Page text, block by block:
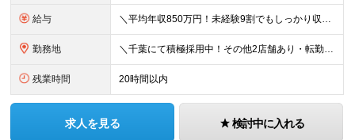
給与 ＼平均年収850万円！未経験9割でもしっかり収入UP！／ 【平均月収35万円＋高還元賞与あり】 月給27万円～35万円＋賞与年3回＋各種インセンティブ ※固定残業代（月42時間分・6万5000円
勤務地 ＼千葉にて積極採用中！その他2店舗あり・転勤なし◎／ 雇用元は当社となりますが、 株式会社アップテンポにて勤務いただきます！ ★各店舗、当社の社員が10名ほど活躍しています◎ ＜千葉支店＞ ←積
残業時間 20時間以内
求人を見る 検討中に入れる